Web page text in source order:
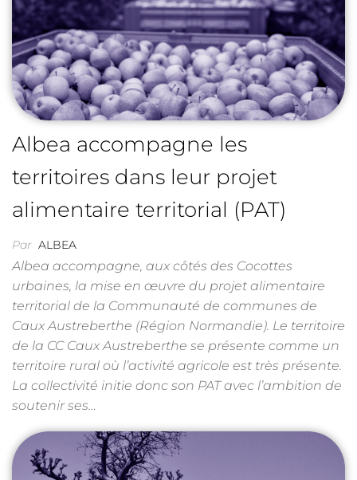
Albea accompagne les
territoires dans leur projet
alimentaire territorial (PAT)
Par ALBEA
Albea accompagne, aux côtés des Cocottes
urbaines, la mise en œuvre du projet alimentaire
territorial de la Communauté de communes de
Caux Austreberthe (Région Normandie). Le territoire
de la CC Caux Austreberthe se présente comme un
territoire rural où l’activité agricole est très présente.
La collectivité initie donc son PAT avec l’ambition de
soutenir ses…